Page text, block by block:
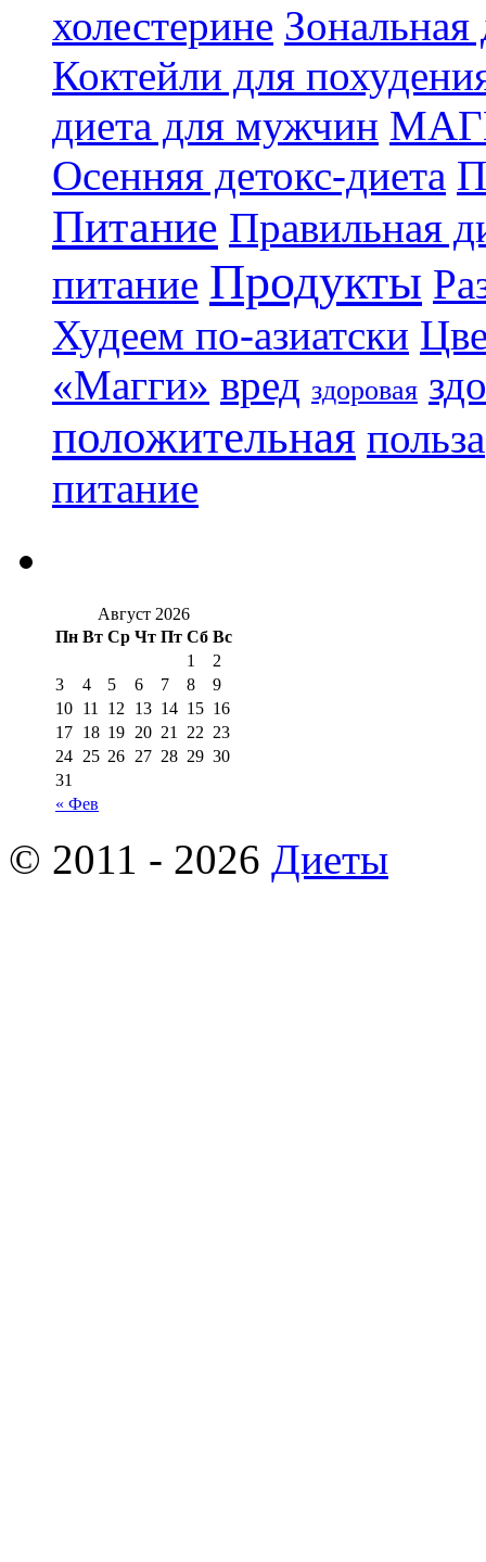
холестерине Зональная
Коктейли для
диета для мужчин
Осенняя детокс-диета
Питание Правильная
питание Продукты
Худеем по-азиатски
«Магги» вред здоровая
положительная польза
питание
Август 2026
Пн Вт Ср Чт Пт Сб Вс
« Фев
1
2
3
4 5 6 7 8
9
10 11 12 13 14 15 16
17 18 19 20 21 22 23
24 25 26 27 28 29 30
31
© 2011 - 2026 Диеты